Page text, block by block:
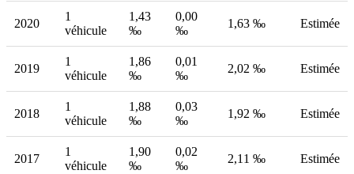
2020
1
véhicule
1,43
‰
0,00
‰
1,63 ‰ Estimée
2019
1
véhicule
1,86
‰
0,01
‰
2,02 ‰ Estimée
2018
1
véhicule
1,88
‰
0,03
‰
1,92 ‰ Estimée
2017
1
véhicule
1,90
‰
0,02
‰
2,11 ‰ Estimée